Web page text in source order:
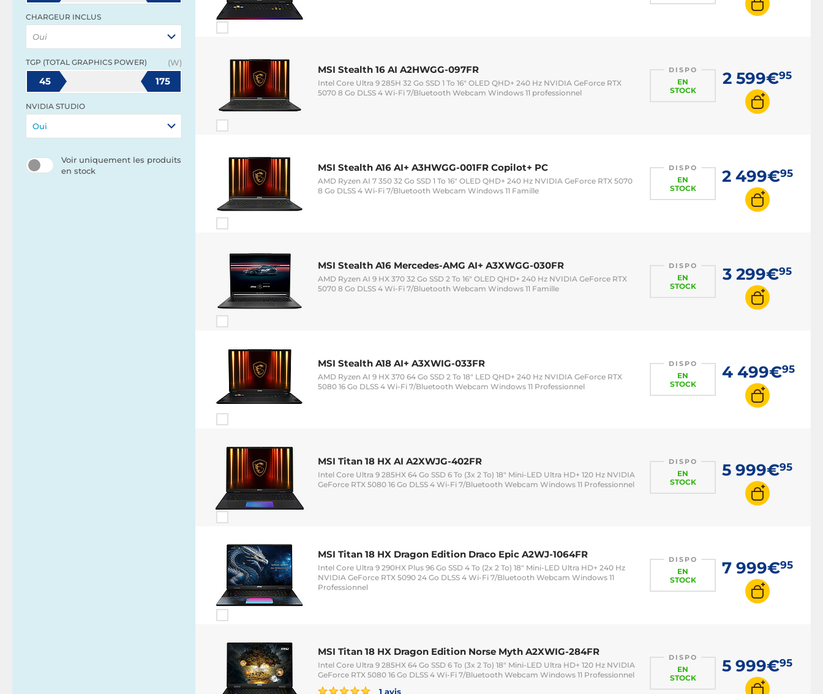
CHARGEUR INCLUS
Oui
TGP (TOTAL GRAPHICS POWER) (W)
45 175
NVIDIA STUDIO
Oui
Voir uniquement les produits
en stock
MSI Stealth 16 AI A2HWGG-097FR
Intel Core Ultra 9 285H 32 Go SSD 1 To 16" OLED QHD+ 240 Hz NVIDIA GeForce RTX
5070 8 Go DLSS 4 Wi-Fi 7/Bluetooth Webcam Windows 11 professionnel
DISPO
EN
STOCK
2 599€95
MSI Stealth A16 AI+ A3HWGG-001FR Copilot+ PC
AMD Ryzen AI 7 350 32 Go SSD 1 To 16" OLED QHD+ 240 Hz NVIDIA GeForce RTX 5070
8 Go DLSS 4 Wi-Fi 7/Bluetooth Webcam Windows 11 Famille
DISPO
EN
STOCK
2 499€95
MSI Stealth A16 Mercedes-AMG AI+ A3XWGG-030FR
AMD Ryzen AI 9 HX 370 32 Go SSD 2 To 16" OLED QHD+ 240 Hz NVIDIA GeForce RTX
5070 8 Go DLSS 4 Wi-Fi 7/Bluetooth Webcam Windows 11 Famille
DISPO
EN
STOCK
3 299€95
MSI Stealth A18 AI+ A3XWIG-033FR
AMD Ryzen AI 9 HX 370 64 Go SSD 2 To 18" LED QHD+ 240 Hz NVIDIA GeForce RTX
5080 16 Go DLSS 4 Wi-Fi 7/Bluetooth Webcam Windows 11 Professionnel
DISPO
EN
STOCK
4 499€95
MSI Titan 18 HX AI A2XWJG-402FR
Intel Core Ultra 9 285HX 64 Go SSD 6 To (3x 2 To) 18" Mini-LED Ultra HD+ 120 Hz NVIDIA
GeForce RTX 5080 16 Go DLSS 4 Wi-Fi 7/Bluetooth Webcam Windows 11 Professionnel
DISPO
EN
STOCK
5 999€95
MSI Titan 18 HX Dragon Edition Draco Epic A2WJ-1064FR
Intel Core Ultra 9 290HX Plus 96 Go SSD 4 To (2x 2 To) 18" Mini-LED Ultra HD+ 240 Hz
NVIDIA GeForce RTX 5090 24 Go DLSS 4 Wi-Fi 7/Bluetooth Webcam Windows 11
Professionnel
DISPO
EN
STOCK
7 999€95
MSI Titan 18 HX Dragon Edition Norse Myth A2XWIG-284FR
Intel Core Ultra 9 285HX 64 Go SSD 6 To (3x 2 To) 18" Mini-LED Ultra HD+ 120 Hz NVIDIA
GeForce RTX 5080 16 Go DLSS 4 Wi-Fi 7/Bluetooth Webcam Windows 11 Professionnel
1 avis
DISPO
EN
STOCK
5 999€95